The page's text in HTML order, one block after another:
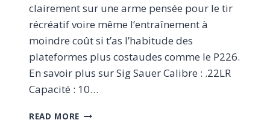
clairement sur une arme pensée pour le tir
récréatif voire même l’entraînement à
moindre coût si t’as l’habitude des
plateformes plus costaudes comme le P226.
En savoir plus sur Sig Sauer Calibre : .22LR
Capacité : 10…
READ MORE TEST